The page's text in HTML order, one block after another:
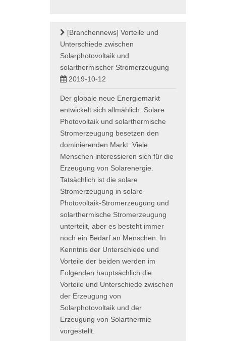
[Branchennews] Vorteile und
Unterschiede zwischen
Solarphotovoltaik und
solarthermischer Stromerzeugung
2019-10-12
Der globale neue Energiemarkt
entwickelt sich allmählich. Solare
Photovoltaik und solarthermische
Stromerzeugung besetzen den
dominierenden Markt. Viele
Menschen interessieren sich für die
Erzeugung von Solarenergie.
Tatsächlich ist die solare
Stromerzeugung in solare
Photovoltaik-Stromerzeugung und
solarthermische Stromerzeugung
unterteilt, aber es besteht immer
noch ein Bedarf an Menschen. In
Kenntnis der Unterschiede und
Vorteile der beiden werden im
Folgenden hauptsächlich die
Vorteile und Unterschiede zwischen
der Erzeugung von
Solarphotovoltaik und der
Erzeugung von Solarthermie
vorgestellt.